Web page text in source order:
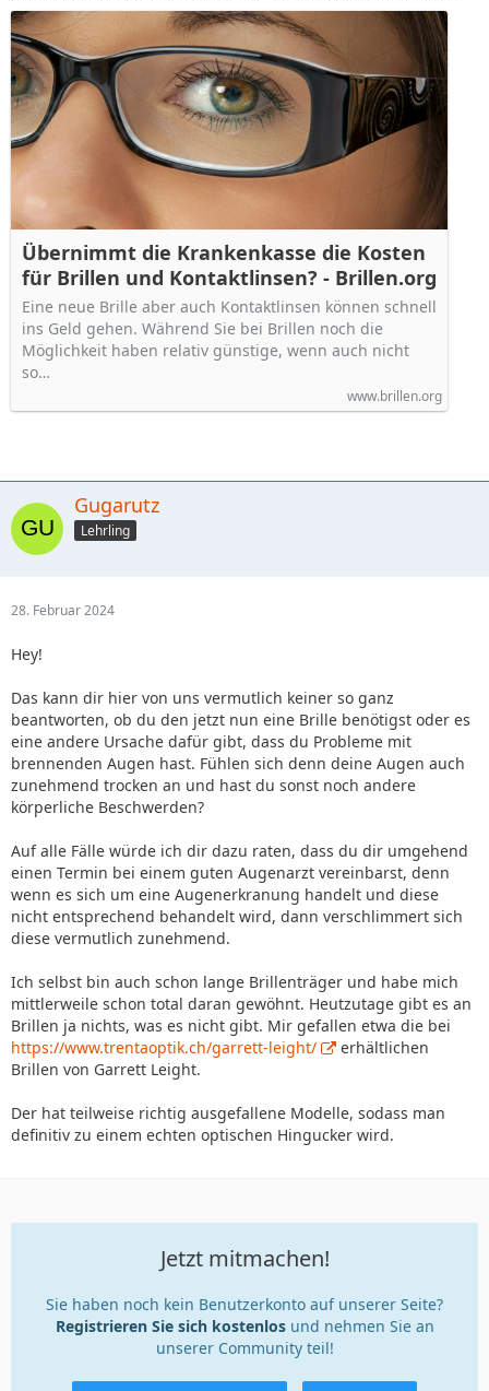
Übernimmt die Krankenkasse die Kosten
für Brillen und Kontaktlinsen? - Brillen.org
Eine neue Brille aber auch Kontaktlinsen können schnell
ins Geld gehen. Während Sie bei Brillen noch die
Möglichkeit haben relativ günstige, wenn auch nicht
so…
www.brillen.org
Gugarutz
Lehrling
28. Februar 2024
Hey!
Das kann dir hier von uns vermutlich keiner so ganz
beantworten, ob du den jetzt nun eine Brille benötigst oder es
eine andere Ursache dafür gibt, dass du Probleme mit
brennenden Augen hast. Fühlen sich denn deine Augen auch
zunehmend trocken an und hast du sonst noch andere
körperliche Beschwerden?
Auf alle Fälle würde ich dir dazu raten, dass du dir umgehend
einen Termin bei einem guten Augenarzt vereinbarst, denn
wenn es sich um eine Augenerkranung handelt und diese
nicht entsprechend behandelt wird, dann verschlimmert sich
diese vermutlich zunehmend.
Ich selbst bin auch schon lange Brillenträger und habe mich
mittlerweile schon total daran gewöhnt. Heutzutage gibt es an
Brillen ja nichts, was es nicht gibt. Mir gefallen etwa die bei
https://www.trentaoptik.ch/garrett-leight/
erhältlichen
Brillen von Garrett Leight.
Der hat teilweise richtig ausgefallene Modelle, sodass man
definitiv zu einem echten optischen Hingucker wird.
Jetzt mitmachen!
Sie haben noch kein Benutzerkonto auf unserer Seite?
Registrieren Sie sich kostenlosund nehmen Sie an
unserer Community teil!